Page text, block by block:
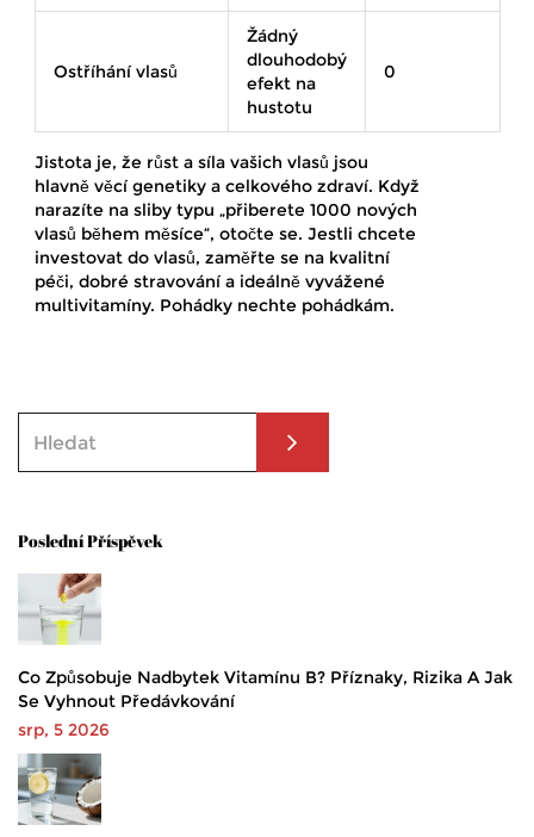
Ostříhání vlasů
Žádný
dlouhodobý
efekt na
hustotu
0
Jistota je, že růst a síla vašich vlasů jsou
hlavně věcí genetiky a celkového zdraví. Když
narazíte na sliby typu „přiberete 1000 nových
vlasů během měsíce“, otočte se. Jestli chcete
investovat do vlasů, zaměřte se na kvalitní
péči, dobré stravování a ideálně vyvážené
multivitamíny. Pohádky nechte pohádkám.
Poslední Příspěvek
Co Způsobuje Nadbytek Vitamínu B? Příznaky, Rizika A Jak
Se Vyhnout Předávkování
srp, 5 2026